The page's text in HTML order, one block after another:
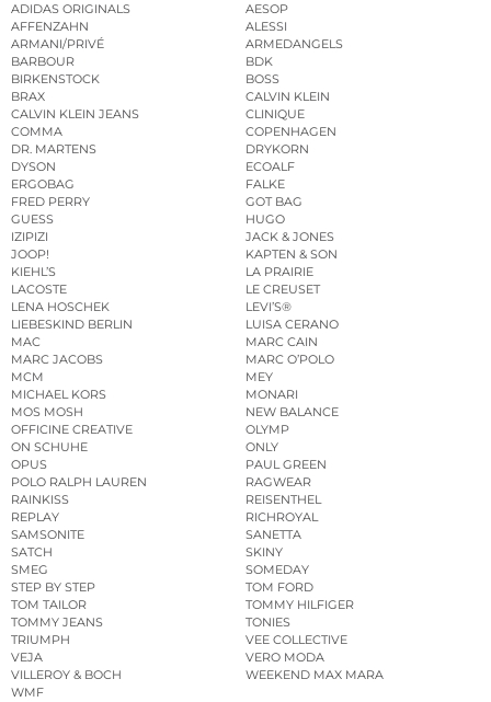
ADIDAS ORIGINALS
AESOP
AFFENZAHN
ALESSI
ARMANI/PRIVÉ
ARMEDANGELS
BARBOUR
BDK
BIRKENSTOCK
BOSS
BRAX
CALVIN KLEIN
CALVIN KLEIN JEANS
CLINIQUE
COMMA
COPENHAGEN
DR. MARTENS
DRYKORN
DYSON
ECOALF
ERGOBAG
FALKE
FRED PERRY
GOT BAG
GUESS
HUGO
IZIPIZI
JACK & JONES
JOOP!
KAPTEN & SON
KIEHL’S
LA PRAIRIE
LACOSTE
LE CREUSET
LENA HOSCHEK
LEVI’S®
LIEBESKIND BERLIN
LUISA CERANO
MAC
MARC CAIN
MARC JACOBS
MARC O’POLO
MCM
MEY
MICHAEL KORS
MONARI
MOS MOSH
NEW BALANCE
OFFICINE CREATIVE
OLYMP
ON SCHUHE
ONLY
OPUS
PAUL GREEN
POLO RALPH LAUREN
RAGWEAR
RAINKISS
REISENTHEL
REPLAY
RICHROYAL
SAMSONITE
SANETTA
SATCH
SKINY
SMEG
SOMEDAY
STEP BY STEP
TOM FORD
TOM TAILOR
TOMMY HILFIGER
TOMMY JEANS
TONIES
TRIUMPH
VEE COLLECTIVE
VEJA
VERO MODA
VILLEROY & BOCH
WEEKEND MAX MARA
WMF